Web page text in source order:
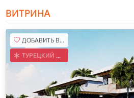
ВИТРИНА
ДОБАВИТЬ В ИЗБРАННОЕ
ТУРЕЦКИЙ КОБ